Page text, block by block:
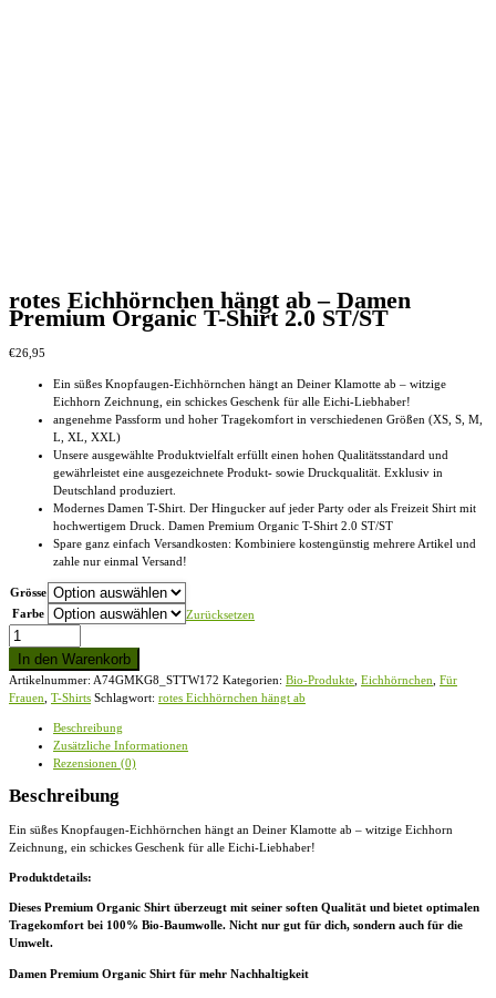
rotes Eichhörnchen hängt ab – Damen
Premium Organic T-Shirt 2.0 ST/ST
€26,95
Ein süßes Knopfaugen-Eichhörnchen hängt an Deiner Klamotte ab – witzige
Eichhorn Zeichnung, ein schickes Geschenk für alle Eichi-Liebhaber!
angenehme Passform und hoher Tragekomfort in verschiedenen Größen (XS, S, M,
L, XL, XXL)
Unsere ausgewählte Produktvielfalt erfüllt einen hohen Qualitätsstandard und
gewährleistet eine ausgezeichnete Produkt- sowie Druckqualität. Exklusiv in
Deutschland produziert.
Modernes Damen T-Shirt. Der Hingucker auf jeder Party oder als Freizeit Shirt mit
hochwertigem Druck. Damen Premium Organic T-Shirt 2.0 ST/ST
Spare ganz einfach Versandkosten: Kombiniere kostengünstig mehrere Artikel und
zahle nur einmal Versand!
Grösse
Farbe
Zurücksetzen
rotes
Eichhörnchen
hängt
ab
-
Premium
Shirt
ST/ST
Menge
In den Warenkorb
Artikelnummer: A74GMKG8_STTW172 Kategorien: Bio-Produkte Eichhörnchen Für
Frauen T-Shirts Schlagwort: rotes Eichhörnchen hängt ab
Beschreibung
Zusätzliche Informationen
Rezensionen (0)
Beschreibung
Ein süßes Knopfaugen-Eichhörnchen hängt an Deiner Klamotte ab – witzige Eichhorn
Zeichnung, ein schickes Geschenk für alle Eichi-Liebhaber!
Produktdetails:
Dieses Premium Organic Shirt überzeugt mit seiner soften Qualität und bietet optimalen
Tragekomfort bei 100% Bio-Baumwolle. Nicht nur gut für dich, sondern auch für die
Umwelt.
Damen Premium Organic Shirt für mehr Nachhaltigkeit